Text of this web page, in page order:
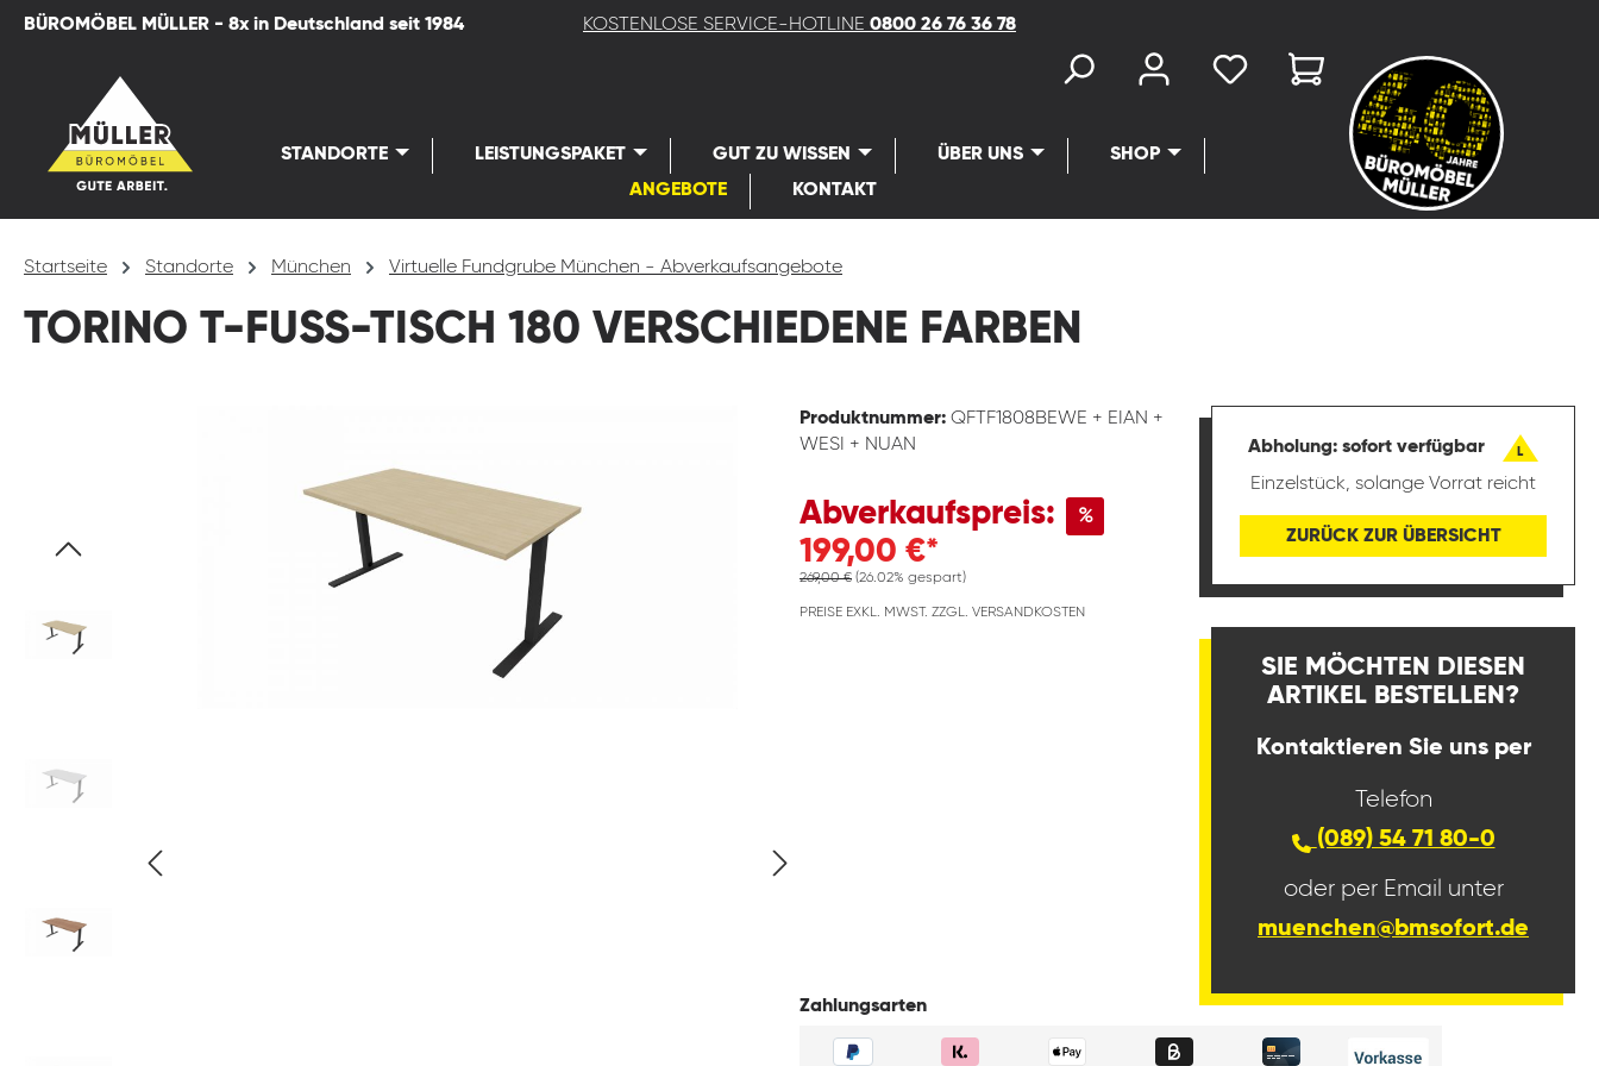
Zur Hauptnavigation springen
BÜROMÖBEL MÜLLER - 8x in Deutschland seit 1984 KOSTENLOSE SERVICE-HOTLINE 0800 26 76 36 78
STANDORTE LEISTUNGSPAKET GUT ZU WISSEN ÜBER UNS
SHOP
ANGEBOTE
KONTAKT
Startseite Standorte München Virtuelle Fundgrube München - Abverkaufsangebote
TORINO T-FUSS-TISCH 180 VERSCHIEDENE FARBEN
Produktnummer: QFTF1808BEWE + EIAN +
WESI + NUAN
Abverkaufspreis:
199,00 €*
%
269,00 € (26.02% gespart)
PREISE EXKL. MWST. ZZGL. VERSANDKOSTEN
Abholung: sofort verfügbar L
Einzelstück, solange Vorrat reicht
ZURÜCK ZUR ÜBERSICHT
SIE MÖCHTEN DIESEN
ARTIKEL BESTELLEN?
Kontaktieren Sie uns per
Telefon
(089) 54 71 80-0
oder per Email unter
muenchen@bmsofort.de
Zahlungsarten